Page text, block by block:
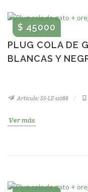
PLUG COLA DE
BLANCAS Y
$ 45000
Artículo: SS-LE-11088
Ver más